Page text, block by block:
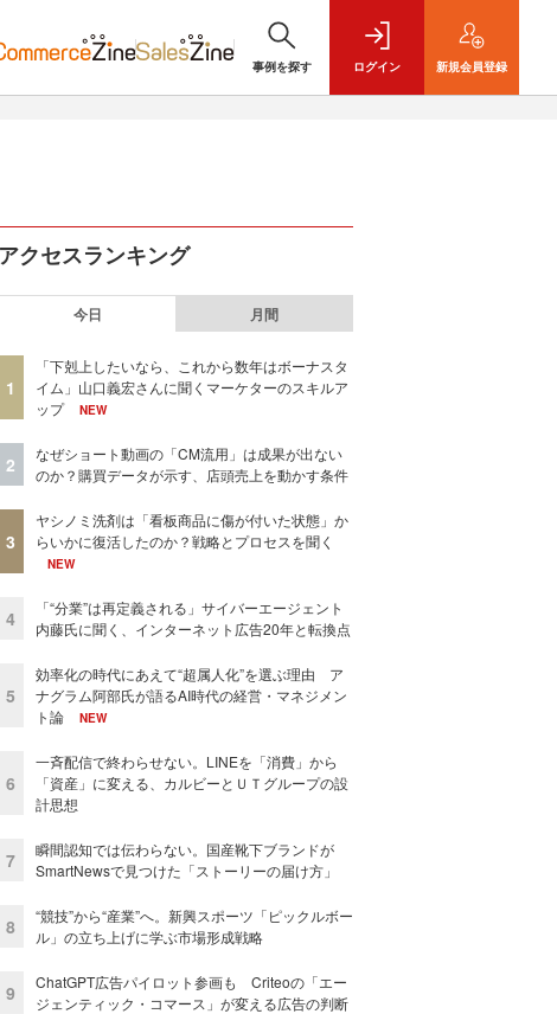
事例を探す ログイン 新規会員登録
アクセスランキング
今日 月間
1
「下剋上したいなら、これから数年はボーナスタ
イム」山口義宏さんに聞くマーケターのスキルア
ップ
NEW
2
なぜショート動画の「CM流用」は成果が出ない
のか？購買データが示す、店頭売上を動かす条件
3
ヤシノミ洗剤は「看板商品に傷が付いた状態」か
らいかに復活したのか？戦略とプロセスを聞く
NEW
4
「“分業”は再定義される」サイバーエージェント
内藤氏に聞く、インターネット広告20年と転換点
5
効率化の時代にあえて“超属人化”を選ぶ理由 ア
ナグラム阿部氏が語るAI時代の経営・マネジメン
ト論
NEW
6
一斉配信で終わらせない。LINEを「消費」から
「資産」に変える、カルビーとＵＴグループの設
計思想
7
瞬間認知では伝わらない。国産靴下ブランドが
SmartNewsで見つけた「ストーリーの届け方」
8
“競技”から“産業”へ。新興スポーツ「ピックルボー
ル」の立ち上げに学ぶ市場形成戦略
9
ChatGPT広告パイロット参画も Criteoの「エー
ジェンティック・コマース」が変える広告の判断